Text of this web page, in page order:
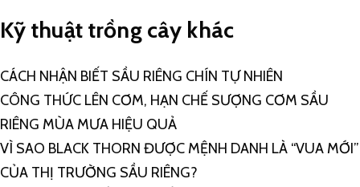
Kỹ thuật trồng cây khác
CÁCH NHẬN BIẾT SẦU RIÊNG CHÍN TỰ NHIÊN
CÔNG THỨC LÊN CƠM, HẠN CHẾ SƯỢNG CƠM SẦU
RIÊNG MÙA MƯA HIỆU QUẢ
VÌ SAO BLACK THORN ĐƯỢC MỆNH DANH LÀ “VUA MỚI”
CỦA THỊ TRƯỜNG SẦU RIÊNG?